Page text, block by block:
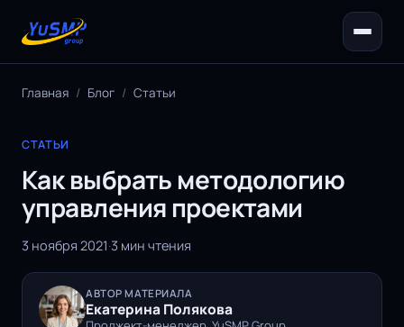
Главная / Блог / Статьи
СТАТЬИ
Как выбрать методологию
управления проектами
3 ноября 2021·3 мин чтения
АВТОР МАТЕРИАЛА
Екатерина Полякова